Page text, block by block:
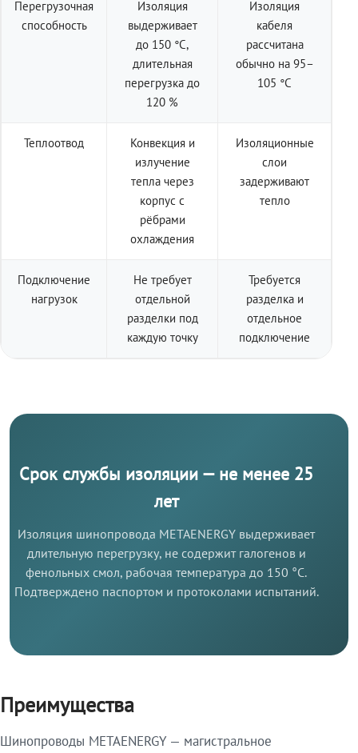
Перегрузочная
способность
Изоляция
выдерживает
до 150 °C,
длительная
перегрузка до
120 %
Изоляция
кабеля
рассчитана
обычно на 95–
105 °C
Теплоотвод
Конвекция и
излучение
тепла через
корпус с
рёбрами
охлаждения
Изоляционные
слои
задерживают
тепло
Подключение
нагрузок
Не требует
отдельной
разделки под
каждую точку
Требуется
разделка и
отдельное
подключение
Срок службы изоляции — не менее 25
лет
Изоляция шинопровода METAENERGY выдерживает
длительную перегрузку, не содержит галогенов и
фенольных смол, рабочая температура до 150 °C.
Подтверждено паспортом и протоколами испытаний.
Преимущества
Шинопроводы METAENERGY — магистральное